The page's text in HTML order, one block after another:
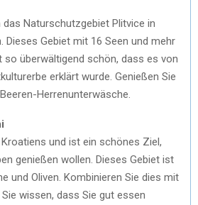
Naturschutzgebiet Plitvice in
Dieses Gebiet mit 16 Seen und mehr
so überwältigend schön, dass es von
erklärt wurde. Genießen Sie
Herrenunterwäsche.
und ist ein schönes Ziel,
genießen wollen. Dieses Gebiet ist
und Oliven. Kombinieren Sie dies mit
wissen, dass Sie gut essen